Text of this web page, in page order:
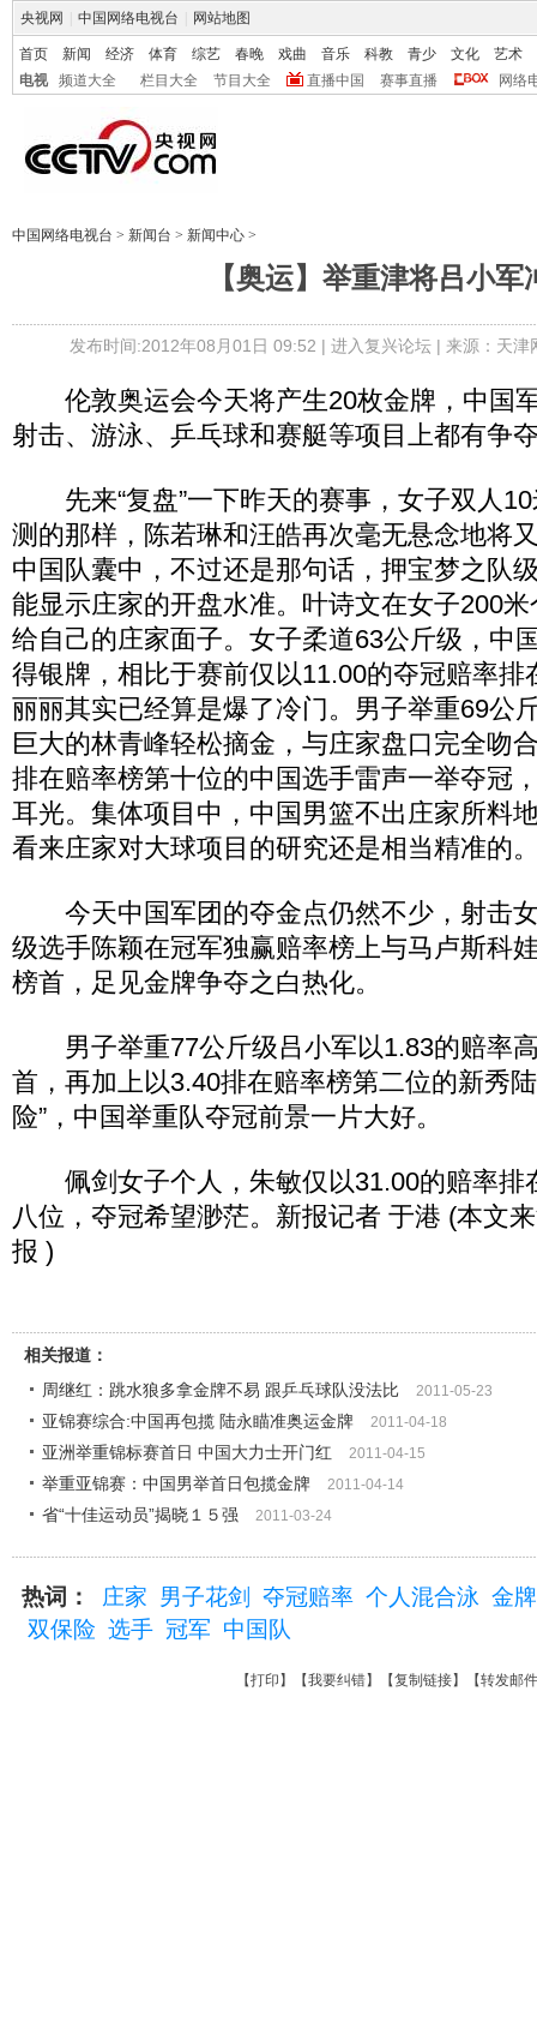
央视网 中国网络电视台 网站地图
首页 新闻 经济 体育 综艺 春晚 戏曲 音乐 科教 青少 文化
艺术
电视
频道大全 栏目大全 节目大全 直播中国 赛事直播 网络
中国网络电视台 > 新闻台 > 新闻中心 >
【奥运】举重津将吕小军
发布时间:2012年08月01日 09:52 | 进入复兴论坛 | 来源：天
伦敦奥运会今天将产生20枚金牌，中国
射击、游泳、乒乓球和赛艇等项目上都有争
先来“复盘”一下昨天的赛事，女子双人10
测的那样，陈若琳和汪皓再次毫无悬念地将
中国队囊中，不过还是那句话，押宝梦之队
能显示庄家的开盘水准。叶诗文在女子200
给自己的庄家面子。女子柔道63公斤级，中
得银牌，相比于赛前仅以11.00的夺冠赔率排
丽丽其实已经算是爆了冷门。男子举重69公
巨大的林青峰轻松摘金，与庄家盘口完全吻
排在赔率榜第十位的中国选手雷声一举夺冠
耳光。集体项目中，中国男篮不出庄家所料
看来庄家对大球项目的研究还是相当精准的
今天中国军团的夺金点仍然不少，射击
级选手陈颖在冠军独赢赔率榜上与马卢斯科
榜首，足见金牌争夺之白热化。
男子举重77公斤级吕小军以1.83的赔率
首，再加上以3.40排在赔率榜第二位的新秀
险”，中国举重队夺冠前景一片大好。
佩剑女子个人，朱敏仅以31.00的赔率排
八位，夺冠希望渺茫。新报记者 于港 (本文
报 )
相关报道：
周继红：跳水狼多拿金牌不易 跟乒乓球队没法比
2011-05-23
亚锦赛综合:中国再包揽 陆永瞄准奥运金牌 2011-04-18
亚洲举重锦标赛首日 中国大力士开门红 2011-04-15
举重亚锦赛：中国男举首日包揽金牌 2011-04-14
省“十佳运动员”揭晓１５强 2011-03-24
热词： 庄家 男子花剑 夺冠赔率 个人混合泳 金牌
双保险 选手 冠军 中国队
【打印 】【我要纠错】【复制链接】【转发邮件